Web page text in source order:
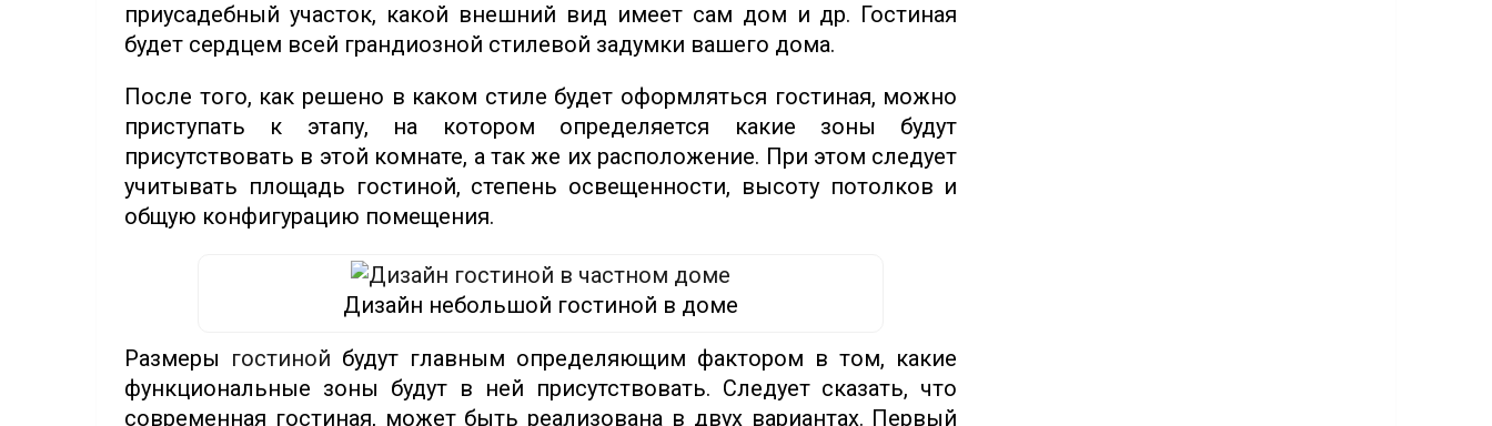
приусадебный участок, какой внешний вид имеет сам дом и др. Гостиная
будет сердцем всей грандиозной стилевой задумки вашего дома.
После того, как решено в каком стиле будет оформляться гостиная, можно
приступать к этапу, на котором определяется какие зоны будут
присутствовать в этой комнате, а так же их расположение. При этом следует
учитывать площадь гостиной, степень освещенности, высоту потолков и
общую конфигурацию помещения.
Дизайн небольшой гостиной в доме
Размеры гостиной будут главным определяющим фактором в том, какие
функциональные зоны будут в ней присутствовать. Следует сказать, что
современная гостиная, может быть реализована в двух вариантах. Первый